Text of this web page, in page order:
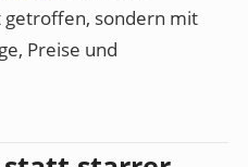
getroffen, sondern mit
Preise und